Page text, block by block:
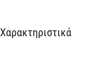
Χαρακτηριστικά